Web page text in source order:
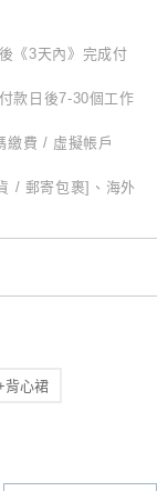
《3天內》完成付
款日後7-30個工作
繳費 / 虛擬帳戶
/ 郵寄包裹]、海外
背心裙